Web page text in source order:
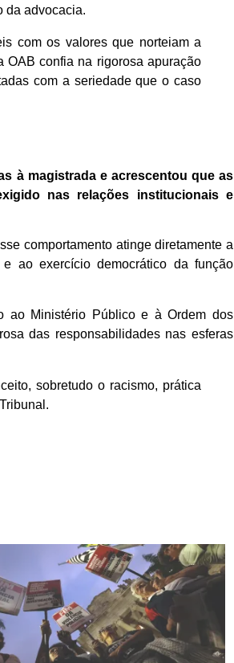
da advocacia.
com os valores que norteiam a
OAB confia na rigorosa apuração
com a seriedade que o caso
à magistrada e acrescentou que as
nas relações institucionais e
comportamento atinge diretamente a
ao exercício democrático da função
ao Ministério Público e à Ordem dos
das responsabilidades nas esferas
sobretudo o racismo, prática